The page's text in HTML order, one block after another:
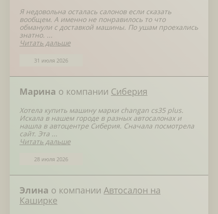
Я недовольна осталась салонов если сказать
вообщем. А именно не понравилось то что
обманули с доставкой машины. По ушам проехались
знатно. ...
Читать дальше
31 июля 2026
Марина о компании Сиберия
Хотела купить машину марки changan cs35 plus.
Искала в нашем городе в разных автосалонах и
нашла в автоцентре Сиберия. Сначала посмотрела
сайт. Эта ...
Читать дальше
28 июля 2026
Элина о компании Автосалон на
Каширке